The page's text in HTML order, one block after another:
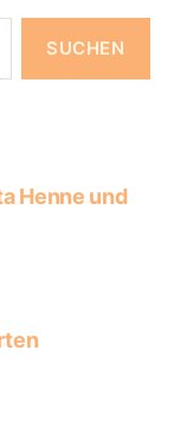
Henne und